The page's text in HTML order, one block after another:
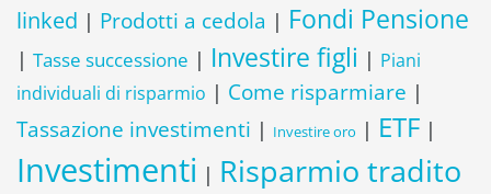
linked | Prodotti a cedola | Fondi Pensione
| Tasse successione | Investire figli | Piani
individuali di risparmio | Come risparmiare |
Tassazione investimenti | Investire oro | ETF |
Investimenti | Risparmio tradito